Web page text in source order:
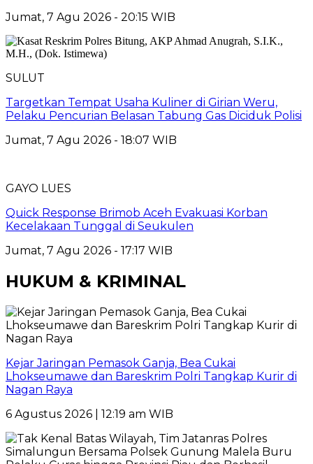
Jumat, 7 Agu 2026 - 20:15 WIB
SULUT
Targetkan Tempat Usaha Kuliner di Girian Weru,
Pelaku Pencurian Belasan Tabung Gas Diciduk Polisi
Jumat, 7 Agu 2026 - 18:07 WIB
GAYO LUES
Quick Response Brimob Aceh Evakuasi Korban
Kecelakaan Tunggal di Seukulen
Jumat, 7 Agu 2026 - 17:17 WIB
HUKUM & KRIMINAL
Kejar Jaringan Pemasok Ganja, Bea Cukai
Lhokseumawe dan Bareskrim Polri Tangkap Kurir di
Nagan Raya
6 Agustus 2026 | 12:19 am WIB